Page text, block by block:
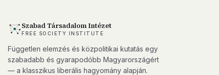
Szabad Társadalom Intézet
FREE SOCIETY INSTITUTE
Független elemzés és közpolitikai kutatás egy
szabadabb és gyarapodóbb Magyarországért
— a klasszikus liberális hagyomány alapján.